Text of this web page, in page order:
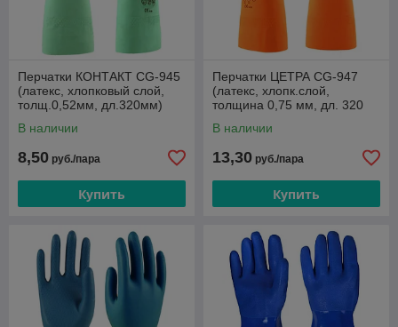
Перчатки КОНТАКТ СG-945
(латекс, хлопковый слой,
толщ.0,52мм, дл.320мм)
В наличии
8,50 руб./пара
Купить
Перчатки ЦЕТРА СG-947
(латекс, хлопк.слой,
толщина 0,75 мм, дл. 320
В наличии
13,30 руб./пара
Купить